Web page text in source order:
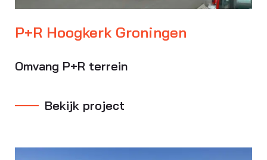
P+R Hoogkerk Groningen
Omvang P+R terrein
Bekijk project